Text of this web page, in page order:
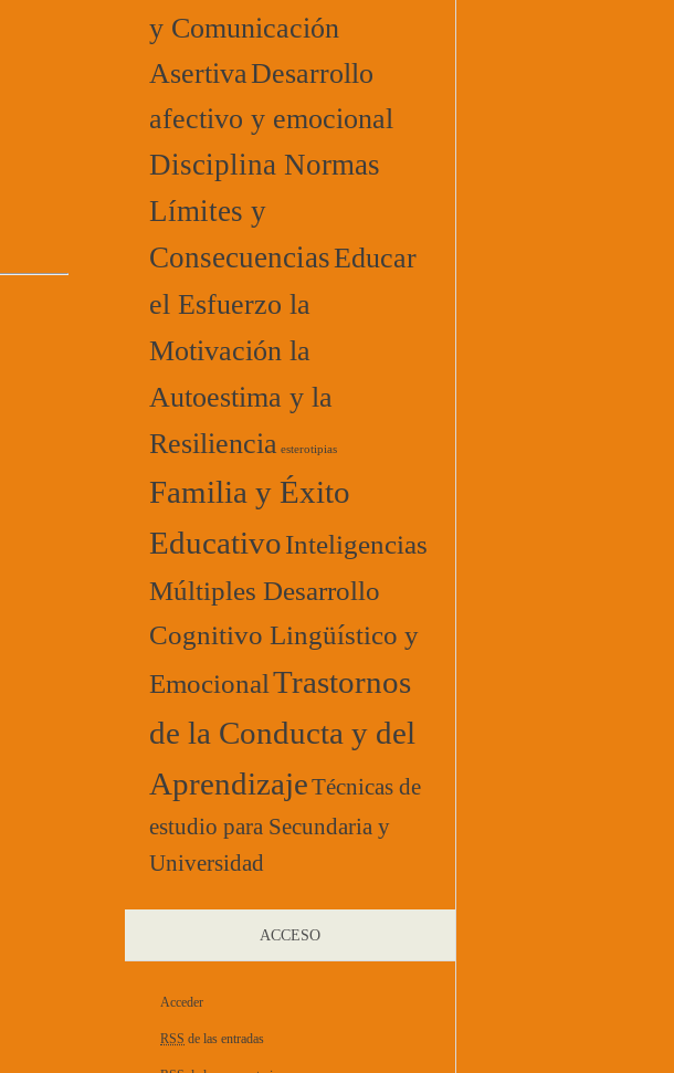
y Comunicación
AsertivaDesarrollo
afectivo y emocional
Disciplina Normas
Límites y
ConsecuenciasEducar
el Esfuerzo la
Motivación la
Autoestima y la
Resiliencia esterotipias
Familia y Éxito
EducativoInteligencias
Múltiples Desarrollo
Cognitivo Lingüístico y
EmocionalTrastornos
de la Conducta y del
AprendizajeTécnicas de
estudio para Secundaria y
Universidad
ACCESO
Acceder
RSS de las entradas